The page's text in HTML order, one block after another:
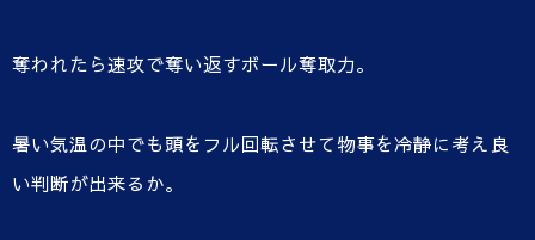
奪われたら速攻で奪い返すボール奪取力。
暑い気温の中でも頭をフル回転させて物事を冷静に考え良
い判断が出来るか。